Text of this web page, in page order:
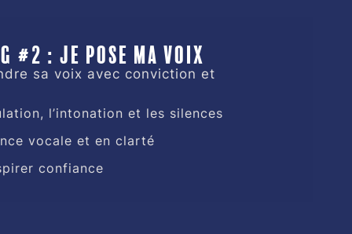
#2 : Je pose ma voix
sa voix avec conviction et
l’intonation et les silences
vocale et en clarté
confiance